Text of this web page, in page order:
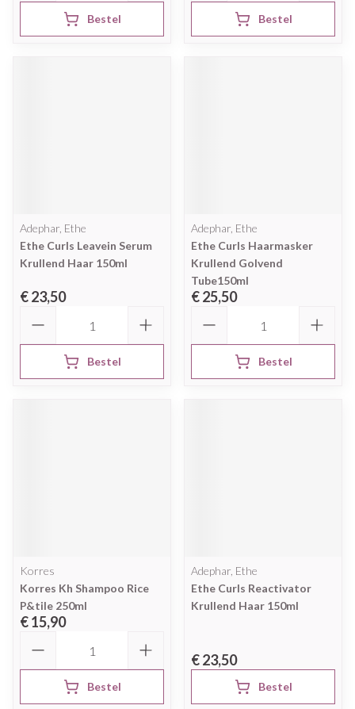
Bestel Bestel
Adephar, Ethe
Ethe Curls Leavein Serum
Krullend Haar 150ml
€ 23,50
Bestel
Adephar, Ethe
Ethe Curls Haarmasker
Krullend Golvend
Tube150ml
€ 25,50
Bestel
Korres
Korres Kh Shampoo Rice
P&tile 250ml
€ 15,90
Bestel
Adephar, Ethe
Ethe Curls Reactivator
Krullend Haar 150ml
€ 23,50
Bestel